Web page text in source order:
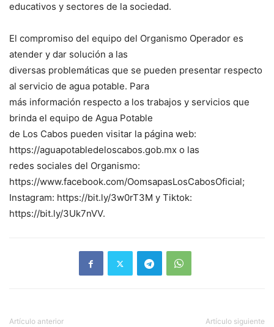
educativos y sectores de la sociedad.
El compromiso del equipo del Organismo Operador es
atender y dar solución a las
diversas problemáticas que se pueden presentar respecto
al servicio de agua potable. Para
más información respecto a los trabajos y servicios que
brinda el equipo de Agua Potable
de Los Cabos pueden visitar la página web:
https://aguapotabledeloscabos.gob.mx o las
redes sociales del Organismo:
https://www.facebook.com/OomsapasLosCabosOficial;
Instagram: https://bit.ly/3w0rT3M y Tiktok:
https://bit.ly/3Uk7nVV.
Artículo anterior Artículo siguiente